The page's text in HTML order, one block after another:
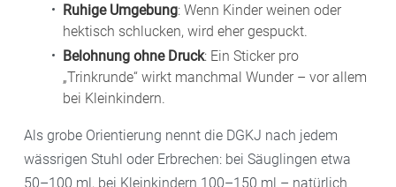
Ruhige Umgebung: Wenn Kinder weinen oder
hektisch schlucken, wird eher gespuckt.
Belohnung ohne Druck: Ein Sticker pro
„Trinkrunde“ wirkt manchmal Wunder – vor allem
bei Kleinkindern.
Als grobe Orientierung nennt die DGKJ nach jedem
wässrigen Stuhl oder Erbrechen: bei Säuglingen etwa
50–100 ml, bei Kleinkindern 100–150 ml – natürlich